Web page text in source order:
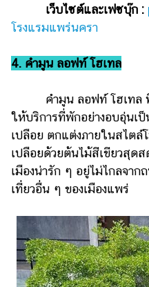
เว็บไซต์และเฟซบุ๊ก :
โรงแรมแพร่นครา
4. คำมูน ลอฟท์ โฮเทล
คำมูน ลอฟท์ โฮเทล
ให้บริการที่พักอย่างอบอุ่นเ
เปลือย ตกแต่งภายในสไตล์
เปลือยด้วยต้นไม้สีเขียวสุด
เมืองน่ารัก ๆ อยู่ไม่ไกลจา
เที่ยวอื่น ๆ ของเมืองแพร่